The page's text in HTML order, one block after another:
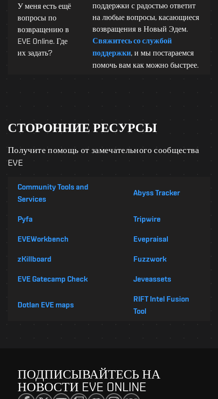
У меня есть ещё
вопросы по
возвращению в
EVE Online. Где
их задать?
поддержки с радостью ответит
на любые вопросы, касающиеся
возвращения в Новый Эдем.
Свяжитесь со службой
поддержки, и мы постараемся
помочь вам как можно быстрее.
СТОРОННИЕ РЕСУРСЫ
Получите помощь от замечательного сообщества
EVE
Community Tools and
Services
Abyss Tracker
Pyfa Tripwire
EVEWorkbench Evepraisal
zKillboard Fuzzwork
EVE Gatecamp Check Jeveassets
Dotlan EVE maps
RIFT Intel Fusion
Tool
ПОДПИСЫВАЙТЕСЬ НА
НОВОСТИ EVE ONLINE